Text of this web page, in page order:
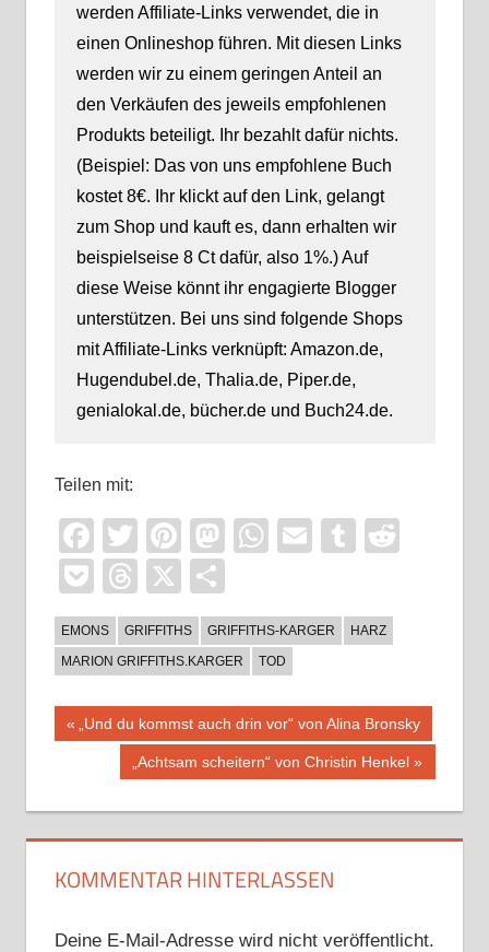
werden Affiliate-Links verwendet, die in
einen Onlineshop führen. Mit diesen Links
werden wir zu einem geringen Anteil an
den Verkäufen des jeweils empfohlenen
Produkts beteiligt. Ihr bezahlt dafür nichts.
(Beispiel: Das von uns empfohlene Buch
kostet 8€. Ihr klickt auf den Link, gelangt
zum Shop und kauft es, dann erhalten wir
beispielseise 8 Ct dafür, also 1%.) Auf
diese Weise könnt ihr engagierte Blogger
unterstützen. Bei uns sind folgende Shops
mit Affiliate-Links verknüpft: Amazon.de,
Hugendubel.de, Thalia.de, Piper.de,
genialokal.de, bücher.de und Buch24.de.
Teilen mit:
Facebook
TwitterPinterest
Mastodon
WhatsApp
EmailTumblr
PocketThreads
X
EMONS GRIFFITHS GRIFFITHS-KARGER
HARZ
MARION GRIFFITHS.KARGER
TOD
Beitragsnavigation
Vorheriger
Beitrag:
„Und du kommst auch drin vor“ von Alina Bronsky
Nächster
„Achtsam scheitern“ von Christin Henkel
KOMMENTAR HINTERLASSEN
Deine E-Mail-Adresse wird nicht veröffentlicht.